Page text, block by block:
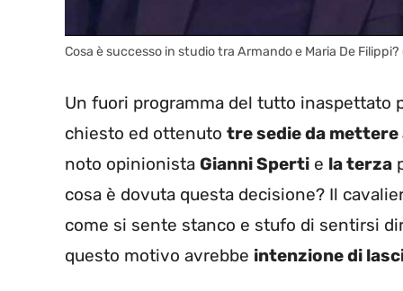
Cosa è successo in studio tra Armando e Maria De
Un fuori programma del tutto inaspettato
chiesto ed ottenuto tre sedie da
noto opinionista Gianni Sperti e la terza
cosa è dovuta questa decisione? Il
come si sente stanco e stufo di sentirsi
questo motivo avrebbe intenzione di